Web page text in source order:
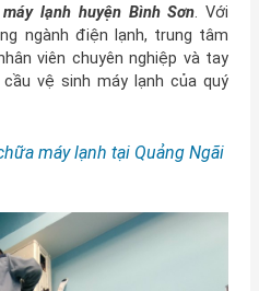
lạnh huyện Bình Sơn. Với
ngành điện lạnh, trung tâm
viên chuyên nghiệp và tay
vệ sinh máy lạnh của quý
máy lạnh tại Quảng Ngãi